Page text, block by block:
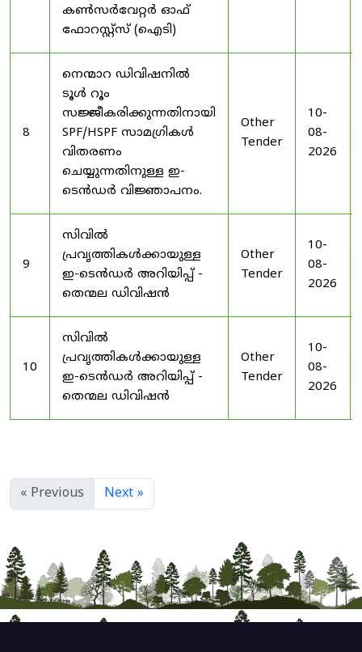
കൺസർവേറ്റർ ഓഫ്
ഫോറസ്റ്റ്സ് (ഐടി)
8
നെന്മാറ ഡിവിഷനിൽ
ടൂൾ റൂം
സജ്ജീകരിക്കുന്നതിനായി
SPF/HSPF സാമഗ്രികൾ
വിതരണം
ചെയ്യുന്നതിനുള്ള ഇ-
ടെൻഡർ വിജ്ഞാപനം.
Other
Tender
10-
08-
2026
9
സിവിൽ
പ്രവൃത്തികൾക്കായുള്ള
ഇ-ടെൻഡർ അറിയിപ്പ് -
തെന്മല ഡിവിഷൻ
Other
Tender
10-
08-
2026
10
സിവിൽ
പ്രവൃത്തികൾക്കായുള്ള
ഇ-ടെൻഡർ അറിയിപ്പ് -
തെന്മല ഡിവിഷൻ
Other
Tender
10-
08-
2026
« Previous Next »